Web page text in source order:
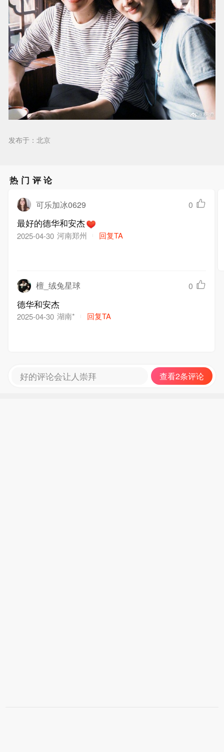
发布于：北京
热门评论
可乐加冰0629 0
最好的德华和安杰
2025-04-30 河南郑州 回复TA
檀_绒兔星球 0
德华和安杰
2025-04-30 湖南* 回复TA
好的评论会让人崇拜 查看2条评论